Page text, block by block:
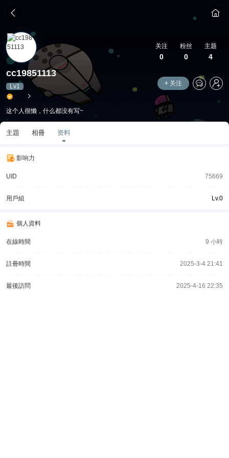
关注
0
粉丝
0
主题
4
cc19851113
Lv1 关注
这个人很懒，什么都没有写~
主題 相冊 资料
影响力
UID 75669
用戶組 Lv.0
個人資料
在線時間 9 小時
註冊時間 2025-3-4 21:41
最後訪問 2025-4-16 22:35